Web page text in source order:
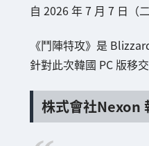
自 2026 年 7 月 7 日（
《鬥陣特攻》是
針對此次韓國 PC 版移
株式會社Nexon